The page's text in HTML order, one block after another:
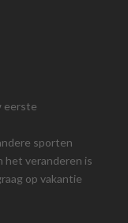
eerste
sporten
het veranderen is
op vakantie